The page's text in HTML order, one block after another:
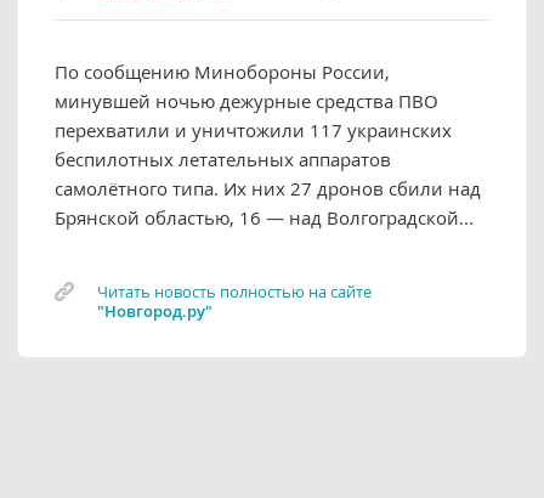
По сообщению Минобороны России,
минувшей ночью дежурные средства ПВО
перехватили и уничтожили 117 украинских
беспилотных летательных аппаратов
самолётного типа. Их них 27 дронов сбили над
Брянской областью, 16 — над Волгоградской...
Читать новость полностью на сайте
"Новгород.ру"